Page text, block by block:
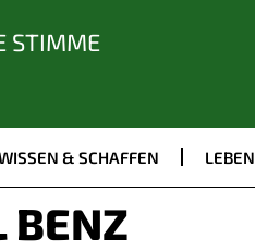
STIMME
& SCHAFFEN LEBEN
BENZ